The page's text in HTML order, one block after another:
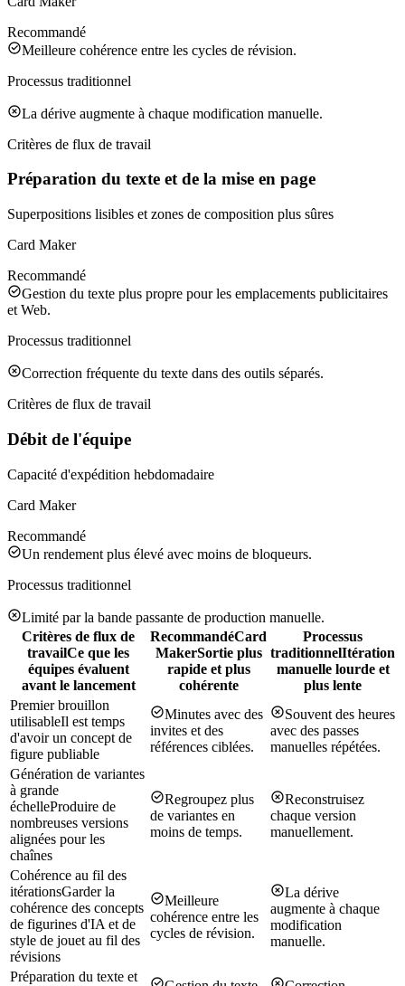
Recommandé
Meilleure cohérence entre les cycles de révision.
Processus traditionnel
La dérive augmente à chaque modification manuelle.
Critères de flux de travail
Préparation du texte et de la mise en page
Superpositions lisibles et zones de composition plus sûres
Card Maker
Recommandé
Gestion du texte plus propre pour les emplacements publicitaires
et Web.
Processus traditionnel
Correction fréquente du texte dans des outils séparés.
Critères de flux de travail
Débit de l'équipe
Capacité d'expédition hebdomadaire
Card Maker
Recommandé
Un rendement plus élevé avec moins de bloqueurs.
Processus traditionnel
Limité par la bande passante de production manuelle.
Critères de flux de
travailCe que les
équipes évaluent
avant le lancement
RecommandéCard
MakerSortie plus
rapide et plus
cohérente
Processus
traditionnelItération
manuelle lourde et
plus lente
Premier brouillon
utilisableIl est temps
d'avoir un concept de
figure publiable
Minutes avec des
invites et des
références ciblées.
Souvent des heures
avec des passes
manuelles répétées.
Génération de variantes
à grande
échelleProduire de
nombreuses versions
alignées pour les
chaînes
Regroupez plus
de variantes en
moins de temps.
Reconstruisez
chaque version
manuellement.
Cohérence au fil des
itérationsGarder la
cohérence des concepts
de figurines d'IA et de
style de jouet au fil des
révisions
Meilleure
cohérence entre les
cycles de révision.
La dérive
augmente à chaque
modification
manuelle.
Préparation du texte et